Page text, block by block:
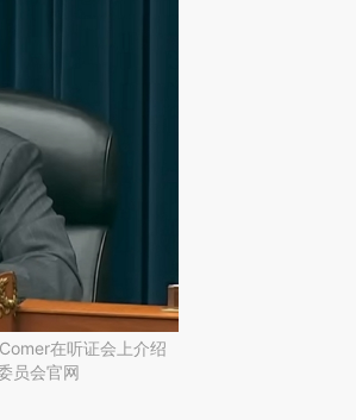
在听证会上介绍
员会官网